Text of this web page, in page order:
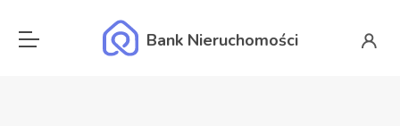
Bank Nieruchomości